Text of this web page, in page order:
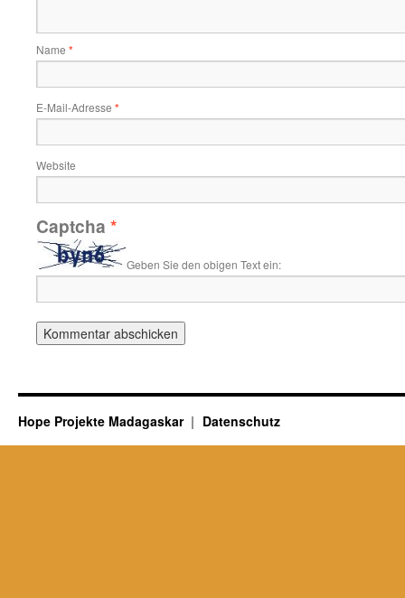
Name *
E-Mail-Adresse *
Website
Captcha *
Geben Sie den obigen Text ein:
Hope Projekte Madagaskar Datenschutz